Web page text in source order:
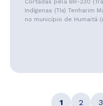
Cortadas pela BR-230
Indígenas (TIs) Tenharim
no município de Humaitá
1 2 3